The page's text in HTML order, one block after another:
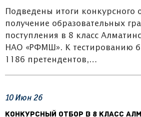
Подведены итоги конкурсного
получение образовательных
поступления в 8 класс
НАО «РФМШ». К тестированию
1186 претендентов,…
10Июн 26
Конкурсный отбор в 8 класс